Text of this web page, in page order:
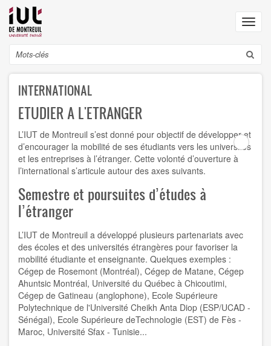
Aller
au
contenu
principal
Search
INTERNATIONAL
ETUDIER A L'ETRANGER
L’IUT de Montreuil s’est donné pour objectif de développer et
d’encourager la mobilité de ses étudiants vers les universités
et les entreprises à l’étranger. Cette volonté d’ouverture à
l’international s’articule autour des axes suivants.
Semestre et poursuites d’études à
l’étranger
L’IUT de Montreuil a développé plusieurs partenariats avec
des écoles et des universités étrangères pour favoriser la
mobilité étudiante et enseignante. Quelques exemples :
Cégep de Rosemont (Montréal), Cégep de Matane, Cégep
Ahuntsic Montréal, Université du Québec à Chicoutimi,
Cégep de Gatineau (anglophone), Ecole Supérieure
Polytechnique de l'Université Cheikh Anta Diop (ESP/UCAD -
Sénégal), Ecole Supérieure deTechnologie (EST) de Fès -
Maroc, Université Sfax - Tunisie...